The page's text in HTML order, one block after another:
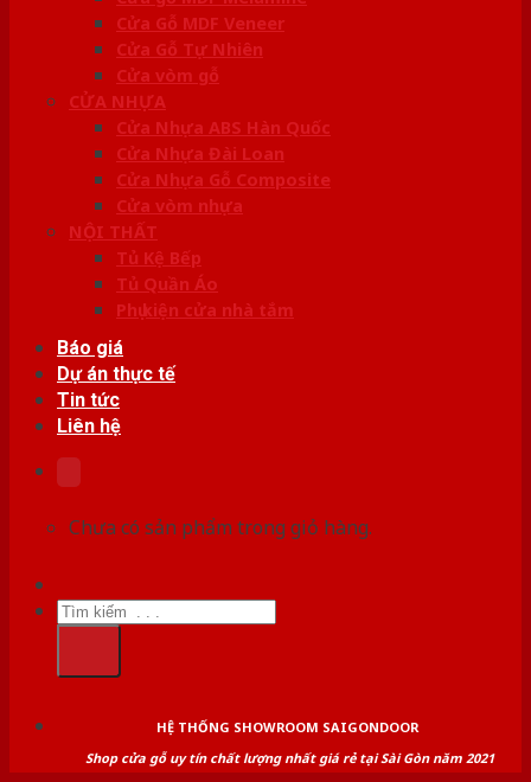
Cửa Gỗ MDF Veneer
Cửa Gỗ Tự Nhiên
Cửa vòm gỗ
CỬA NHỰA
Cửa Nhựa ABS Hàn Quốc
Cửa Nhựa Đài Loan
Cửa Nhựa Gỗ Composite
Cửa vòm nhựa
NỘI THẤT
Tủ Kệ Bếp
Tủ Quần Áo
Phụ kiện cửa nhà tắm
Báo giá
Dự án thực tế
Tin tức
Liên hệ
Chưa có sản phẩm trong giỏ hàng.
Tìm
kiếm:
HỆ THỐNG SHOWROOM SAIGONDOOR
Shop cửa gỗ uy tín chất lượng nhất giá rẻ tại Sài Gòn năm 2021